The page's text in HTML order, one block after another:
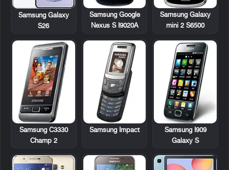
Samsung Galaxy
mini 2 S6500
Samsung Google
Nexus S I9020A
Samsung Galaxy
S26
Samsung I909
Galaxy S
Samsung Impact
Samsung C3330
Champ 2